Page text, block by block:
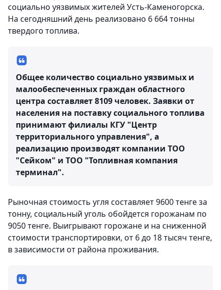
социально уязвимых жителей Усть-Каменогорска.
На сегодняшний день реализовано 6 664 тонны
твердого топлива.
Общее количество социально уязвимых и
малообеспеченных граждан областного
центра составляет 8109 человек. Заявки от
населения на поставку социального топлива
принимают филиалы КГУ "Центр
территориального управления", а
реализацию производят компании ТОО
"Сейком" и ТОО "Топливная компания
терминал".
Рыночная стоимость угля составляет 9600 тенге за
тонну, социальный уголь обойдется горожанам по
9050 тенге. Выигрывают горожане и на сниженной
стоимости транспортировки, от 6 до 18 тысяч тенге,
в зависимости от района проживания.